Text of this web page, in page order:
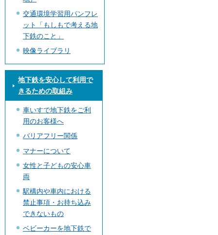
交通環境学習用パンフレ
ット「もしもで考える地
下鉄のこと」
映像ライブラリ
地下鉄を安心して利用で
きるための取組み
車いすで地下鉄をご利
用のお客様へ
バリアフリー関係
マナーについて
女性と子どもの安心車
両
駅構内や車内における
禁止事項・お持ち込み
できないもの
ベビーカーを地下鉄で